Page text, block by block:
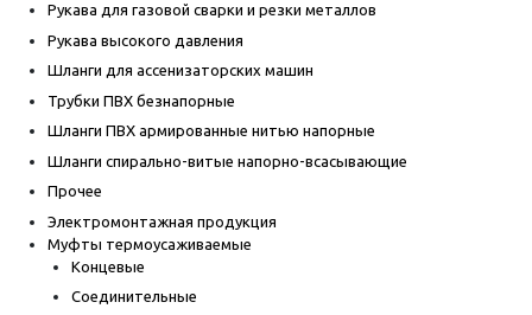
Рукава для газовой сварки и резки металлов
Рукава высокого давления
Шланги для ассенизаторских машин
Трубки ПВХ безнапорные
Шланги ПВХ армированные нитью напорные
Шланги спирально-витые напорно-всасывающие
Прочее
Электромонтажная продукция
Муфты термоусаживаемые
Концевые
Соединительные